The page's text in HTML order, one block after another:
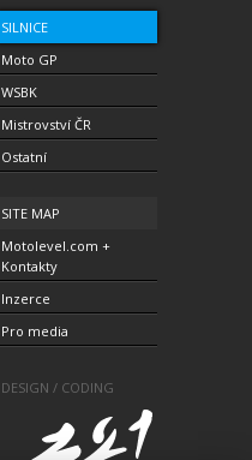
SILNICE
Moto GP
WSBK
Mistrovství ČR
Ostatní
SITE MAP
Motolevel.com +
Kontakty
Inzerce
Pro media
DESIGN / CODING